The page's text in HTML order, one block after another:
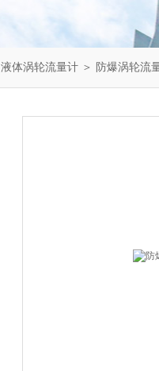
液体涡轮流量计 ＞ 防爆涡轮流